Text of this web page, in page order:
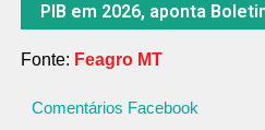
PIB em 2026, aponta
Fonte: Feagro MT
Comentários Facebook